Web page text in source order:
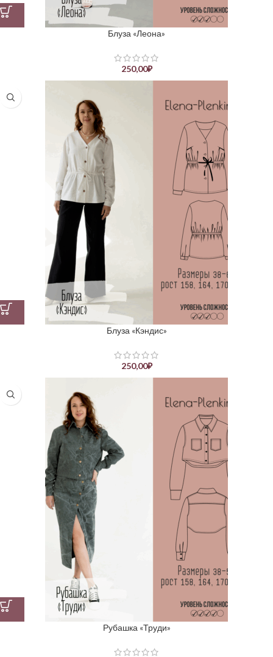
Блуза «Леона»
250,00₽
Блуза «Кэндис»
250,00₽
Рубашка «Труди»